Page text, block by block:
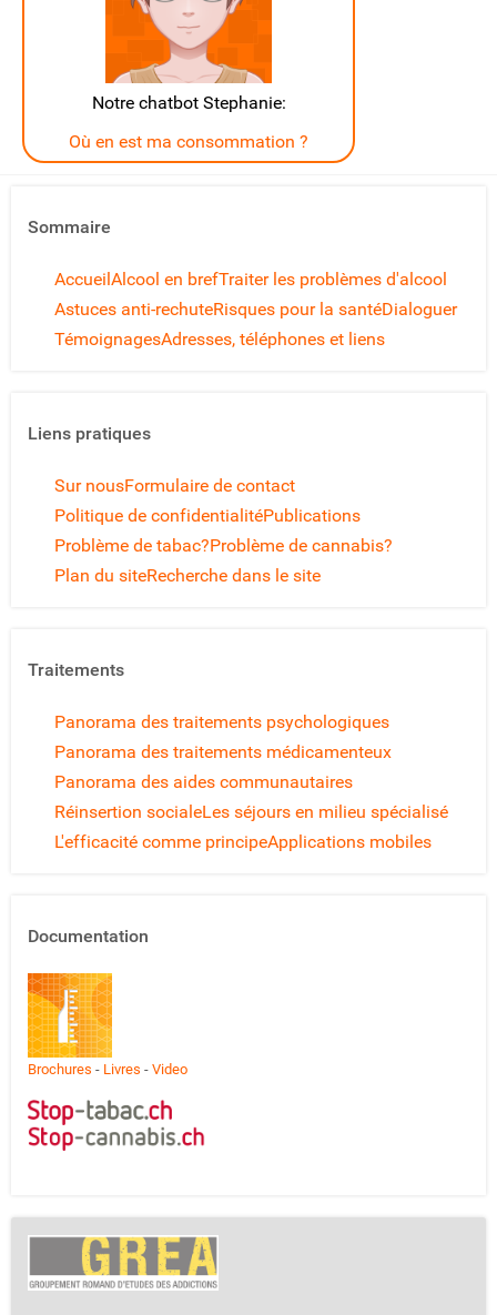
Notre chatbot Stephanie:
Où en est ma consommation ?
Sommaire
Accueil Alcool en brefTraiter les problèmes d'alcool
Astuces anti-rechuteRisques pour la santéDialoguer
TémoignagesAdresses, téléphones et liens
Liens pratiques
Sur nousFormulaire de contact
Politique de confidentialitéPublications
Problème de tabac?Problème de cannabis?
Plan du siteRecherche dans le site
Traitements
Panorama des traitements psychologiques
Panorama des traitements médicamenteux
Panorama des aides communautaires
Réinsertion socialeLes séjours en milieu spécialisé
L'efficacité comme principeApplications mobiles
Documentation
Brochures - Livres - Video